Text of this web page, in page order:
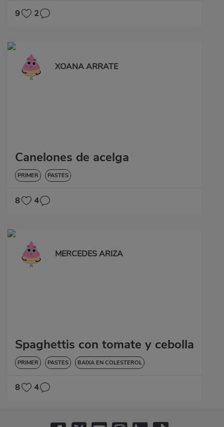
9 2
XOANA ARRATE
Canelones de acelga
PRIMER PASTES
8 4
MERCEDES ARIZA
Spaghettis con tomate y cebolla
PRIMER PASTES BAIXA EN COLESTEROL
8 4